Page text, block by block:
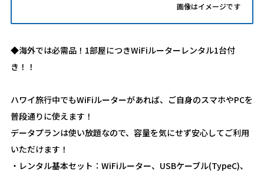
画像はイメージです
◆海外では必需品！1部屋につきWiFiルーターレンタル1台付
き！！
ハワイ旅行中でもWiFiルーターがあれば、ご自身のスマホやPCを
普段通りに使えます！
データプランは使い放題なので、容量を気にせず安心してご利用
いただけます！
・レンタル基本セット：WiFiルーター、USBケーブル(TypeC)、